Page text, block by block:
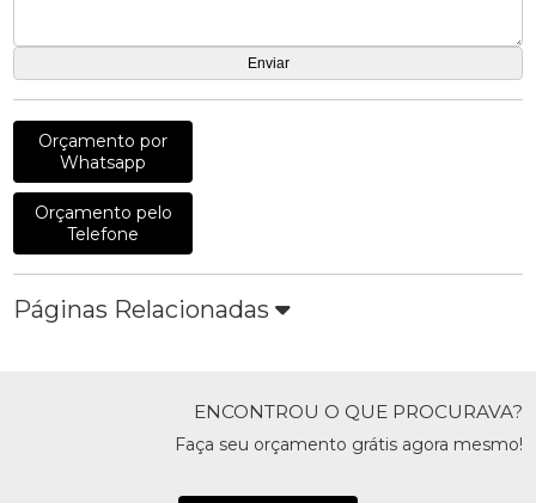
Orçamento por
Whatsapp
Orçamento pelo
Telefone
Páginas Relacionadas
ENCONTROU O QUE PROCURAVA?
Faça seu orçamento grátis agora mesmo!